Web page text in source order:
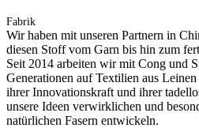
Fabrik
Wir haben mit unseren Partnern in
diesen Stoff vom Garn bis hin zum
Seit 2014 arbeiten wir mit Cong und
Generationen auf Textilien aus
ihrer Innovationskraft und ihrer
unsere Ideen verwirklichen und
natürlichen Fasern entwickeln.